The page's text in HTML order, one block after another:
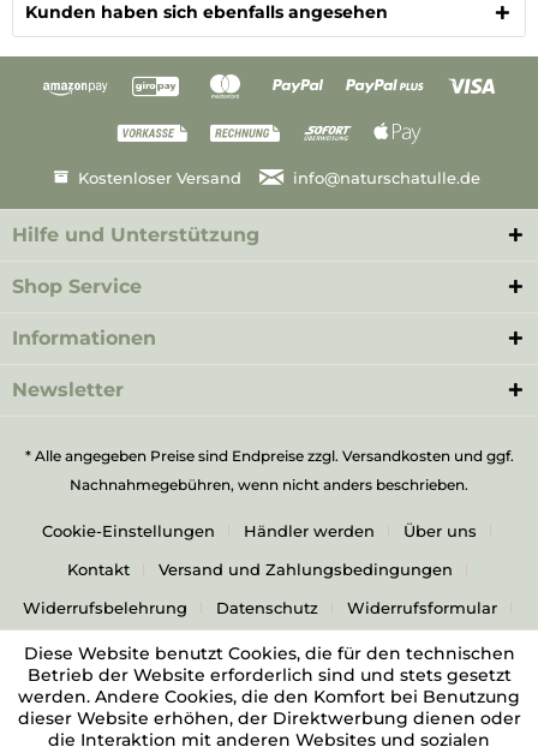
Kunden haben sich ebenfalls angesehen
Kostenloser Versand info@naturschatulle.de
Hilfe und Unterstützung
Shop Service
Informationen
Newsletter
* Alle angegeben Preise sind Endpreise zzgl. Versandkostenund ggf.
Nachnahmegebühren, wenn nicht anders beschrieben.
Cookie-Einstellungen Händler werden
Über uns
Kontakt
Versand und Zahlungsbedingungen
Widerrufsbelehrung
Datenschutz
Widerrufsformular
AGB
Impressum
Diese Website benutzt Cookies, die für den technischen
Betrieb der Website erforderlich sind und stets gesetzt
werden. Andere Cookies, die den Komfort bei Benutzung
dieser Website erhöhen, der Direktwerbung dienen oder
die Interaktion mit anderen Websites und sozialen